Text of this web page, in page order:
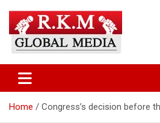
content
Latest Hindi
News – RKM
and the World
Home Congress’s decision before